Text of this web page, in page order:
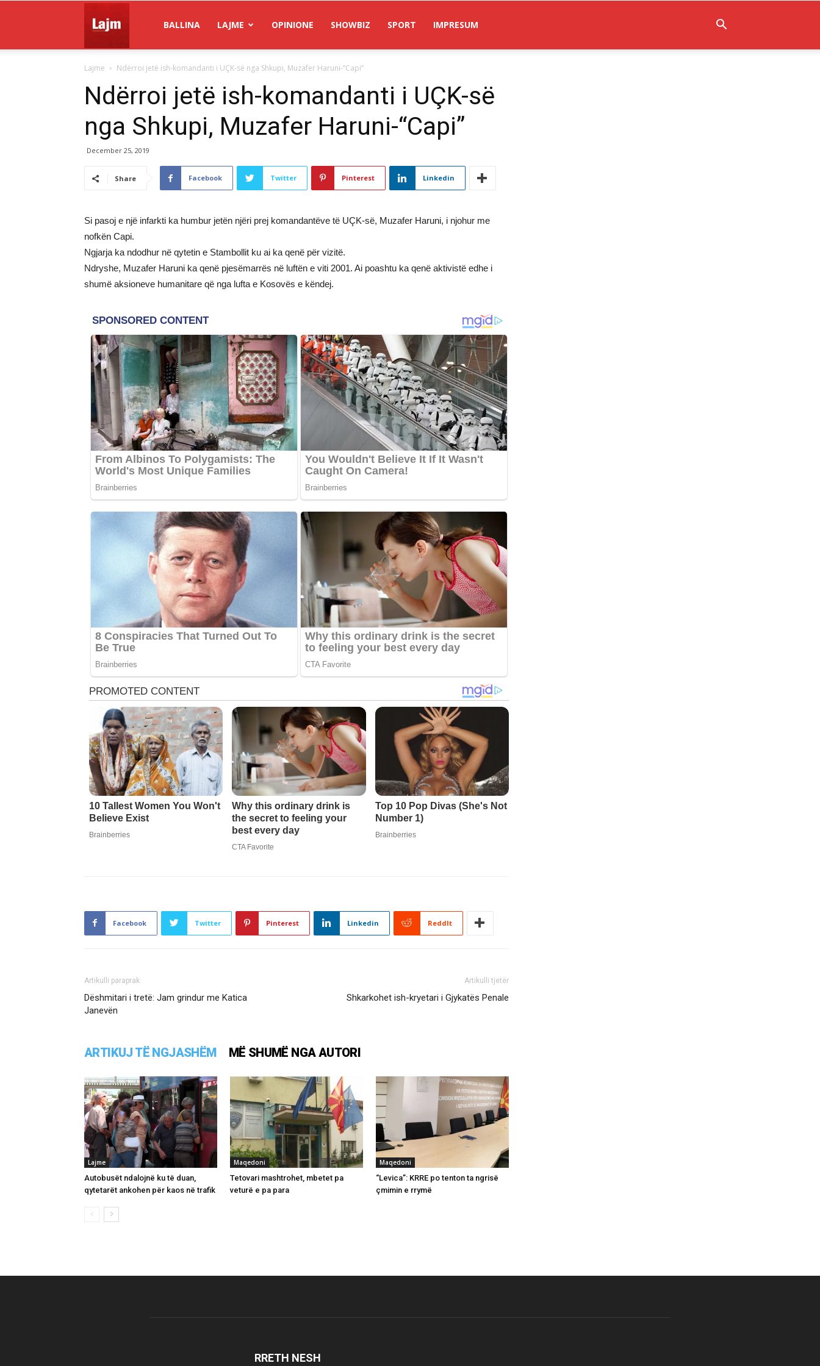
Lajm
BALLINA LAJME OPINIONE SHOWBIZ SPORT IMPRESUM
Lajme Ndërroi jetë ish-komandanti i UÇK-së nga Shkupi, Muzafer Haruni-“Capi”
Ndërroi jetë ish-komandanti i UÇK-së
nga Shkupi, Muzafer Haruni-“Capi”
December 25, 2019
Share Facebook Twitter Pinterest Linkedin
Si pasoj e një infarkti ka humbur jetën njëri prej komandantëve të UÇK-së, Muzafer Haruni, i njohur me
nofkën Capi.
Ngjarja ka ndodhur në qytetin e Stambollit ku ai ka qenë për vizitë.
Ndryshe, Muzafer Haruni ka qenë pjesëmarrës në luftën e viti 2001. Ai poashtu ka qenë aktivistë edhe i
shumë aksioneve humanitare që nga lufta e Kosovës e këndej.
Facebook Twitter Pinterest Linkedin ReddIt
Artikulli paraprak
Dëshmitari i tretë: Jam grindur me Katica
Janevën
Artikulli tjetër
Shkarkohet ish-kryetari i Gjykatës Penale
ARTIKUJ TË NGJASHËM MË SHUMË NGA AUTORI
Lajme
Autobusët ndalojnë ku të duan,
qytetarët ankohen për kaos në trafik
Maqedoni
Tetovari mashtrohet, mbetet pa
veturë e pa para
Maqedoni
“Levica”: KRRE po tenton ta ngrisë
çmimin e rrymë
RRETH NESH